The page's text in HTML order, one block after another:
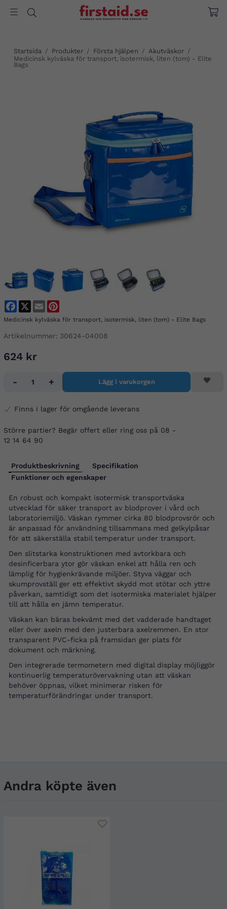
Startsida / Produkter / Första hjälpen / Akutväskor /
Medicinsk kylväska för transport, isotermisk, liten (tom) - Elite
Bags
FacebookEmail
Medicinsk kylväska för transport, isotermisk, liten (tom) - Elite Bags
Artikelnummer: 30624-04008
624 kr
- + Lägg i varukorgen
Finns i lager för omgående leverans
Större partier? Begär offert eller ring oss på 08 -
12 14 64 90
Produktbeskrivning
Specifikation
Funktioner och egenskaper
En robust och kompakt isotermisk transportväska
utvecklad för säker transport av blodprover i vård och
laboratoriemiljö. Väskan rymmer cirka 80 blodprovsrör och
är anpassad för användning tillsammans med gelkylpåsar
för att säkerställa stabil temperatur under transport.
Den slitstarka konstruktionen med avtorkbara och
desinficerbara ytor gör väskan enkel att hålla ren och
lämplig för hygienkrävande miljöer. Styva väggar och
skumprovställ ger ett effektivt skydd mot stötar och yttre
påverkan, samtidigt som det isotermiska materialet hjälper
till att hålla en jämn temperatur.
Väskan kan bäras bekvämt med det vadderade handtaget
eller över axeln med den justerbara axelremmen. En stor
transparent PVC-ficka på framsidan ger plats för
dokument och märkning.
Den integrerade termometern med digital display möjliggör
kontinuerlig temperaturövervakning utan att väskan
behöver öppnas, vilket minimerar risken för
temperaturförändringar under transport.
Andra köpte även